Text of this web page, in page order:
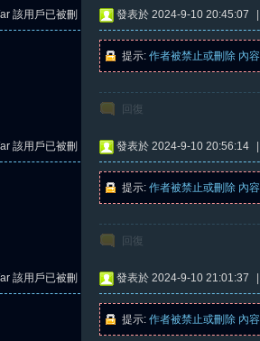
該用戶已被刪
發表於 2024-9-10 20:45:07
提示: 作者被禁止或刪除 內
回復
該用戶已被刪
發表於 2024-9-10 20:56:14
提示: 作者被禁止或刪除 內
回復
該用戶已被刪
發表於 2024-9-10 21:01:37
提示: 作者被禁止或刪除 內